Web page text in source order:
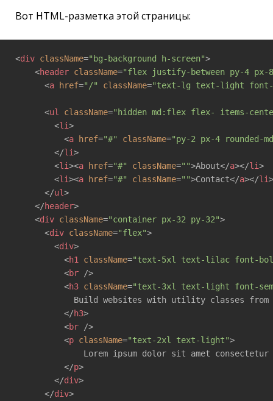
Вот HTML-разметка этой страницы:
<div className="bg-background h-screen">
<header className="flex justify-between py-4 px-
<a href="/" className="text-lg text-light font-
<ul className="hidden md:flex flex- items-
<li>
<a href="#" className="py-2 px-4 rounded-
</li>
<li><a href="#" className="">About</a></li>
<li><a href="#" className="">Contact</a></li>
</ul>
</header>
<div className="container px-32 py-32">
<div className="flex">
<div>
<h1 className="text-5xl text-lilac font-
<br />
<h3 className="text-3xl text-light font-
Build websites with utility classes
</h3>
<br />
<p className="text-2xl text-light">
Lorem ipsum dolor sit amet
</p>
</div>
</div>